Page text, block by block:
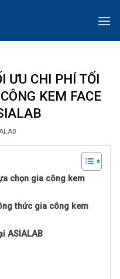
ƯU CHI PHÍ TỐI
KEM FACE
chọn gia công kem
thức gia công kem
ASIALAB